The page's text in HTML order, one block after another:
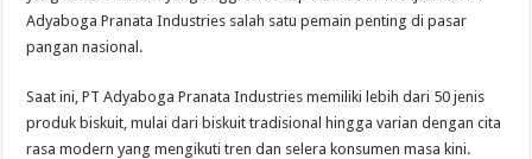
Adyaboga Pranata Industries salah satu pemain penting di pasar
pangan nasional.
Saat ini, PT Adyaboga Pranata Industries memiliki lebih dari 50 jenis
produk biskuit, mulai dari biskuit tradisional hingga varian dengan cita
rasa modern yang mengikuti tren dan selera konsumen masa kini.